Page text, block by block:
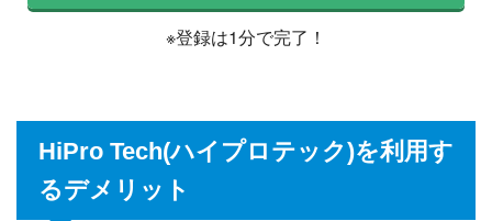
※登録は1分で完了！
HiPro Tech(ハイプロテック)を利用す
るデメリット